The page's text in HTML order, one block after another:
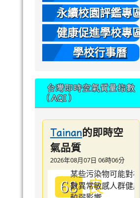
永續校園評鑑專區
健康促進學校專區
學校行事曆
台灣即時空氣質量指數
（AQI）
Tainan的即時空
氣品質
2026年08月07日 06時06分
68 良